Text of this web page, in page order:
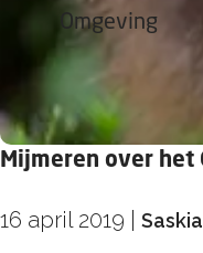
Omgeving
e
?
Mijmeren over het
16 april 2019